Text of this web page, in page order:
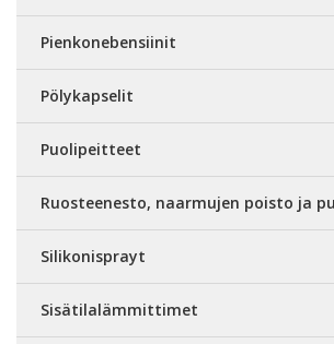
Pienkonebensiinit
Pölykapselit
Puolipeitteet
Ruosteenesto, naarmujen poisto ja
Silikonisprayt
Sisätilalämmittimet